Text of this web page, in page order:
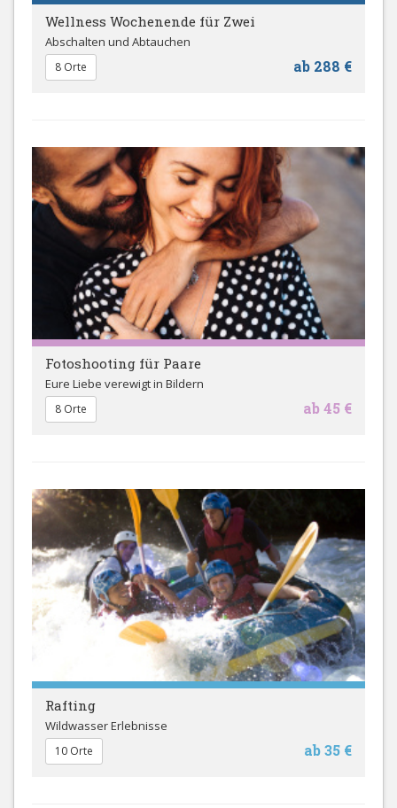
Wellness Wochenende für Zwei
Abschalten und Abtauchen
ab 288 €
8 Orte
Fotoshooting für Paare
Eure Liebe verewigt in Bildern
ab 45 €
8 Orte
Rafting
Wildwasser Erlebnisse
ab 35 €
10 Orte